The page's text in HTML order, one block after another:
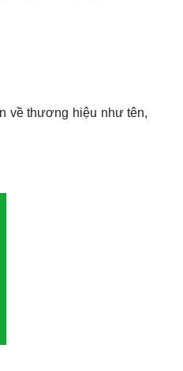
về thương hiệu như tên,